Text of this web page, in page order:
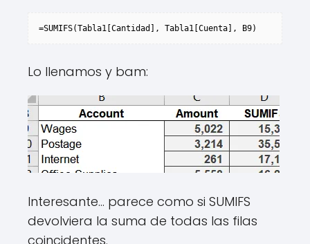
=SUMIFS(Tabla1[Cantidad], Tabla1[Cuenta], B9)
Lo llenamos y bam:
Interesante… parece como si SUMIFS
devolviera la suma de todas las filas
coincidentes.